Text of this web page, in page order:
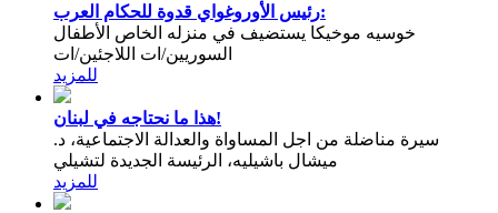
رئيس الأوروغواي قدوة للحكام العرب:
خوسيه موخيكا يستضيف في منزله الخاص الأطفال
السوريين/ات اللاجئين/ات
للمزيد
هذا ما نحتاجه في لبنان!
سيرة مناضلة من اجل المساواة والعدالة الاجتماعية، د.
ميشال باشيليه، الرئيسة الجديدة لتشيلي
للمزيد